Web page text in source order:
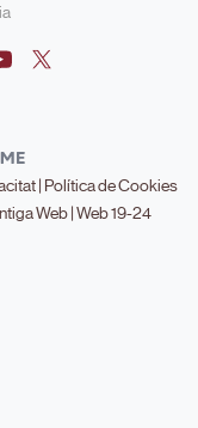
| Política de Cookies
Web|Web 19-24